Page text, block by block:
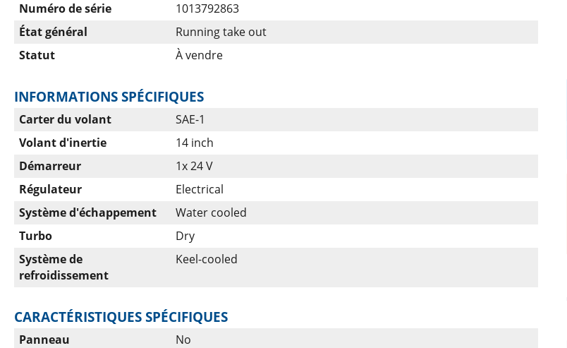
Numéro de série
1013792863
État général
Running take out
Statut
À vendre
INFORMATIONS SPÉCIFIQUES
Carter du volant
SAE-1
Volant d'inertie
14 inch
Démarreur
1x 24 V
Régulateur
Electrical
Système d'échappement
Water cooled
Turbo
Dry
Système de
refroidissement
Keel-cooled
CARACTÉRISTIQUES SPÉCIFIQUES
Panneau
No